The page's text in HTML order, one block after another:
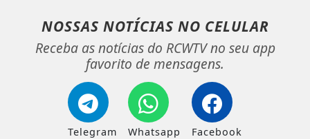
NOSSAS NOTÍCIAS NO CELULAR
Receba as notícias do RCWTV no seu app
favorito de mensagens.
Telegram Whatsapp Facebook